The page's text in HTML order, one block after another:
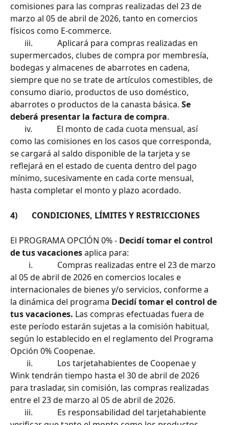
comisiones para las compras realizadas del 23 de
marzo al 05 de abril de 2026, tanto en comercios
físicos como E-commerce.
supermercados, clubes de compra por membresía,
bodegas y almacenes de abarrotes en cadena,
siempre que no se trate de artículos comestibles, de
consumo diario, productos de uso doméstico,
abarrotes o productos de la canasta básica. Se
deberá presentar la factura de compra.
como las comisiones en los casos que corresponda,
se cargará al saldo disponible de la tarjeta y se
reflejará en el estado de cuenta dentro del pago
mínimo, sucesivamente en cada corte mensual,
hasta completar el monto y plazo acordado.
4)       CONDICIONES, LÍMITES Y RESTRICCIONES
El PROGRAMA OPCIÓN 0% - Decidí tomar el control
de tus vacaciones aplica para:
al 05 de abril de 2026 en comercios locales e
internacionales de bienes y/o servicios, conforme a
la dinámica del programa Decidí tomar el control de
tus vacaciones. Las compras efectuadas fuera de
este período estarán sujetas a la comisión habitual,
según lo establecido en el reglamento del Programa
Opción 0% Coopenae.
Wink tendrán tiempo hasta el 30 de abril de 2026
para trasladar, sin comisión, las compras realizadas
entre el 23 de marzo al 05 de abril de 2026.